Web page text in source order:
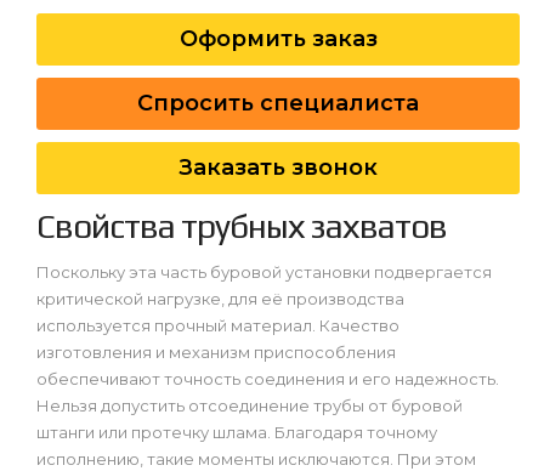
Оформить заказ
Спросить специалиста
Заказать звонок
Свойства трубных захватов
Поскольку эта часть буровой установки подвергается
критической нагрузке, для её производства
используется прочный материал. Качество
изготовления и механизм приспособления
обеспечивают точность соединения и его надежность.
Нельзя допустить отсоединение трубы от буровой
штанги или протечку шлама. Благодаря точному
исполнению, такие моменты исключаются. При этом